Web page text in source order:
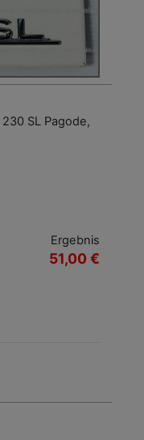
SL Pagode,
Ergebnis
51,00 €